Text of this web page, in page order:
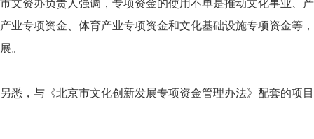
市文资办负责人强调，专项资金的使用不单是推动文化事业、
产业专项资金、体育产业专项资金和文化基础设施专项资金等
展。
另悉，与《北京市文化创新发展专项资金管理办法》配套的项